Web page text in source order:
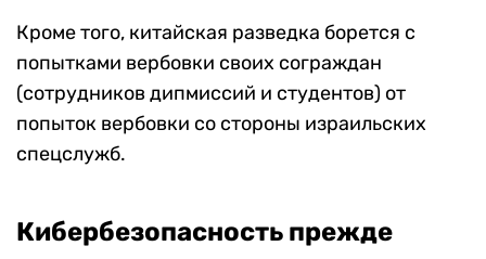
Кроме того, китайская разведка борется с
попытками вербовки своих сограждан
(сотрудников дипмиссий и студентов) от
попыток вербовки со стороны израильских
спецслужб.
Кибербезопасность прежде